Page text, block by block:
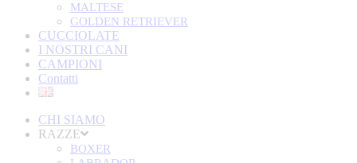
MALTESE
GOLDEN RETRIEVER
CUCCIOLATE
I NOSTRI CANI
CAMPIONI
Contatti
CHI SIAMO
RAZZE
BOXER